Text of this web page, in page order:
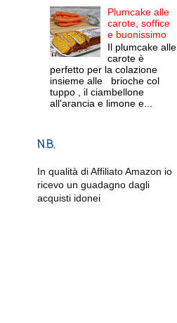
Plumcake alle
carote, soffice
e buonissimo
Il plumcake alle
carote è
perfetto per la colazione
insieme alle brioche col
tuppo , il ciambellone
all'arancia e limone e...
N.B.
In qualità di Affiliato Amazon io
ricevo un guadagno dagli
acquisti idonei